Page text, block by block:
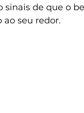
sinais de que o
seu redor.